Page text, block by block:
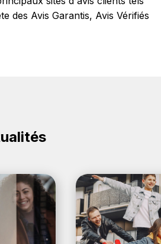
des Avis Garantis, Avis Vérifiés